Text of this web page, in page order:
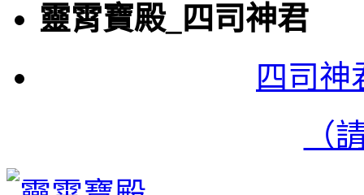
靈霄寶殿_四司神君
四司神
（